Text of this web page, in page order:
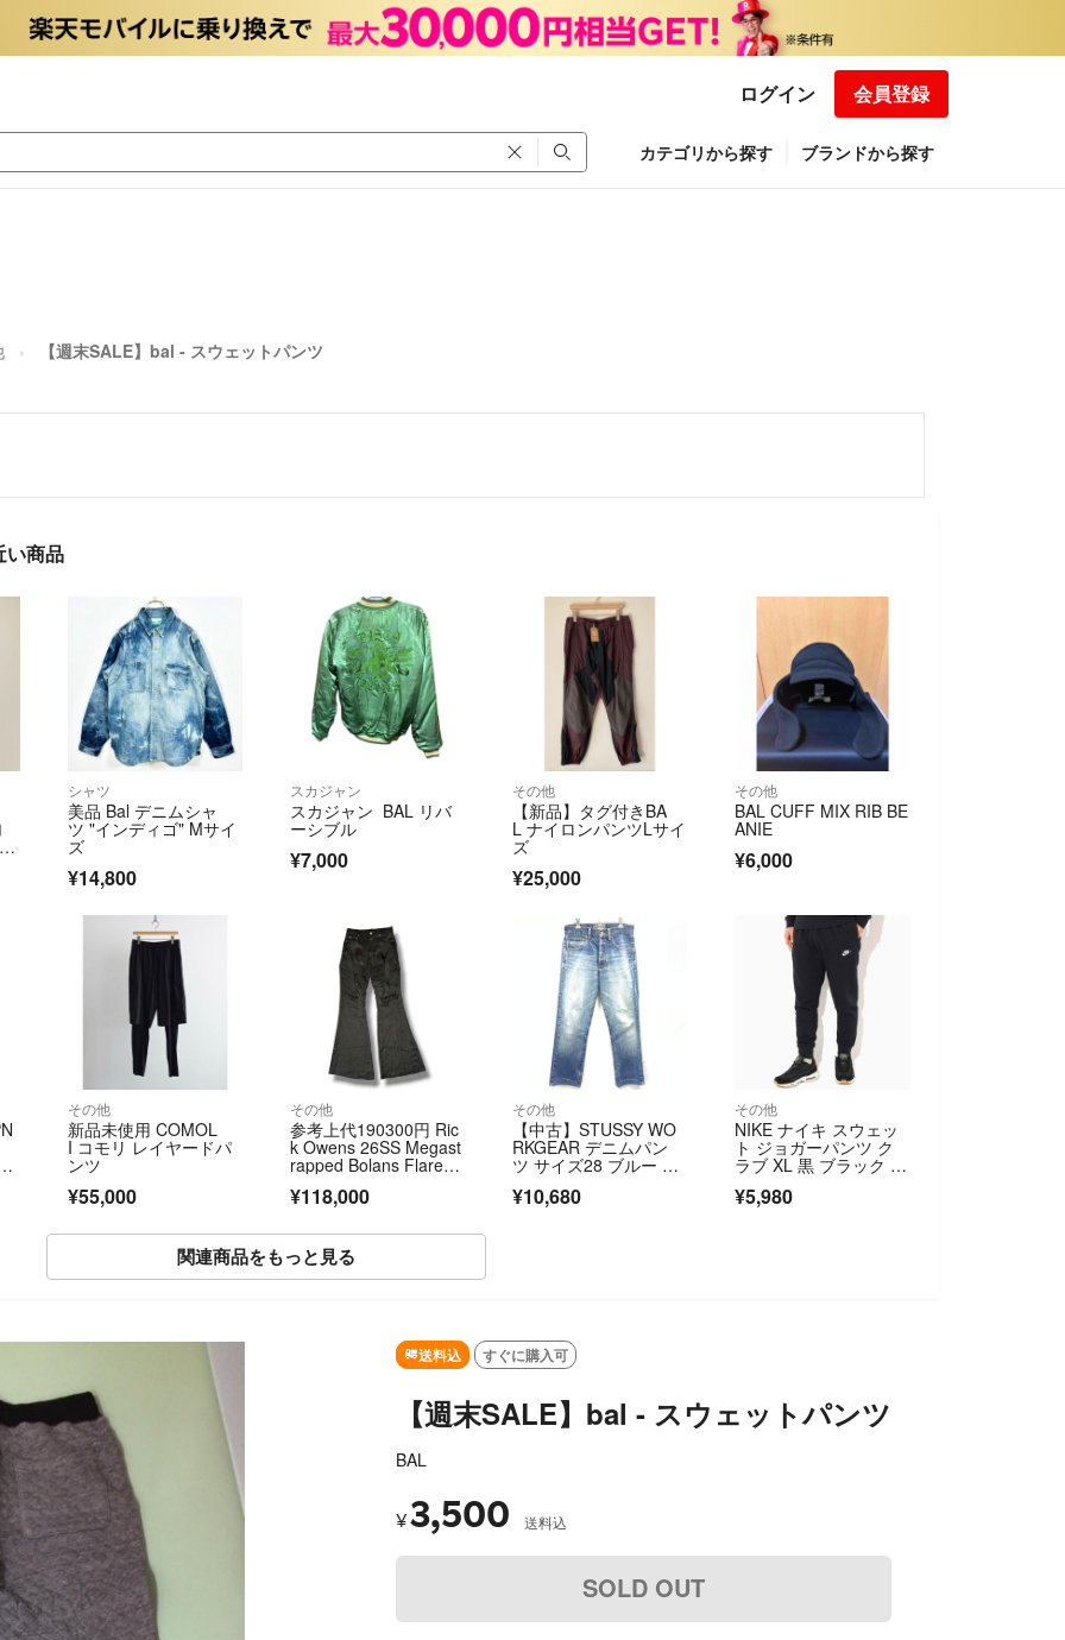
ログイン 会員登録
カテゴリから探す ブランドから探す
【週末SALE】bal - スウェットパンツ
い商品
シャツ
美品 Bal デニムシャ
ツ "インディゴ" Mサイ
ズ
¥14,800
スカジャン
スカジャン BAL リバ
ーシブル
¥7,000
その他
【新品】タグ付きBA
L ナイロンパンツLサイ
ズ
¥25,000
その他
BAL CUFF MIX RIB BE
ANIE
¥6,000
その他
新品未使用 COMOL
I コモリ レイヤードパ
ンツ
¥55,000
その他
参考上代190300円 Ric
k Owens 26SS Megast
rapped Bolans Flare
ツ リックオウエンス R
ック 31 （20867M）
¥118,000
その他
【中古】STUSSY WO
RKGEAR デニムパン
ツ サイズ28 ブルー ス
342870]
¥10,680
その他
NIKE ナイキ スウェッ
ト ジョガーパンツ ク
ラブ XL 黒 ブラック 裏
¥5,980
関連商品をもっと見る
SOLD OUT
送料込 すぐに購入可
【週末SALE】bal - スウェットパンツ
BAL
¥3,500 送料込
SOLD OUT